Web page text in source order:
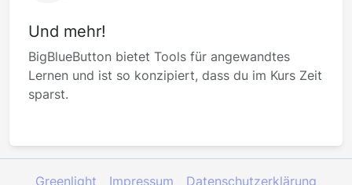
Und mehr!
BigBlueButton bietet Tools für angewandtes
Lernen und ist so konzipiert, dass du im Kurs Zeit
sparst.
Greenlight Impressum Datenschutzerklärung